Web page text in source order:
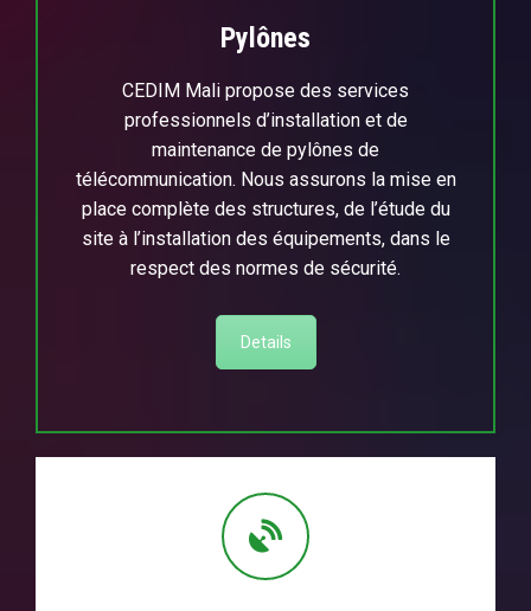
Pylônes
CEDIM Mali propose des services
professionnels d’installation et de
maintenance de pylônes de
télécommunication. Nous assurons la mise en
place complète des structures, de l’étude du
site à l’installation des équipements, dans le
respect des normes de sécurité.
Details